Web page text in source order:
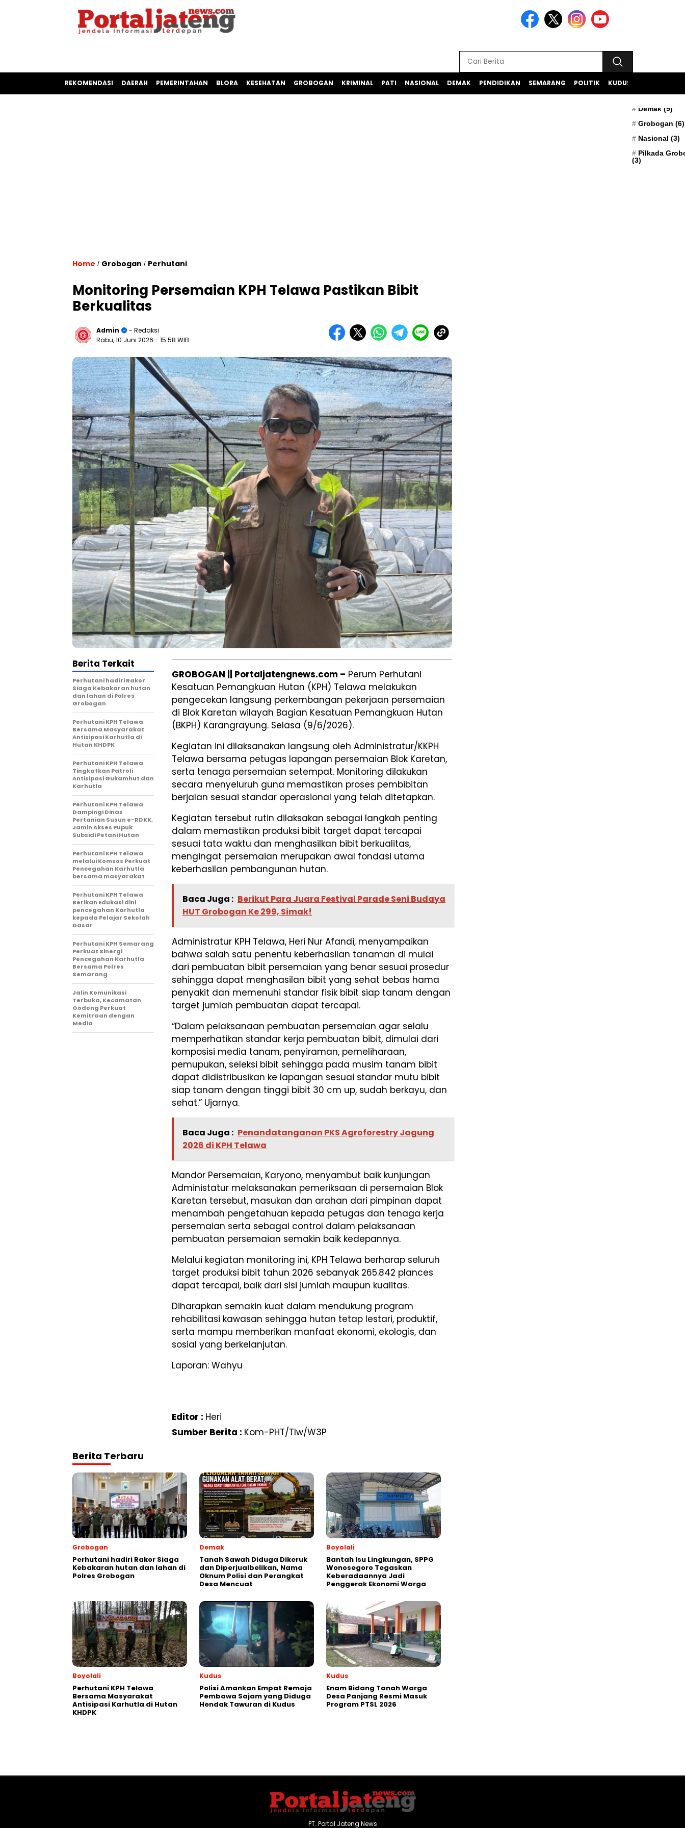
REKOMENDASI DAERAH PEMERINTAHAN BLORA KESEHATAN GROBOGAN KRIMINAL PATI NASIONAL DEMAK PENDIDIKAN SEMARANG POLITIK KUDUS
Apresiasi(5)
Demak (9)
Grobogan (6)
Nasional (3)
Pilkada
(3)
Home / Grobogan / Perhutani
Monitoring Persemaian KPH Telawa Pastikan Bibit
Berkualitas
Admin
- Redaksi
Rabu, 10 Juni 2026 - 15:58 WIB
GROBOGAN || Portaljatengnews.com – Perum Perhutani
Kesatuan Pemangkuan Hutan (KPH) Telawa melakukan
pengecekan langsung perkembangan pekerjaan persemaian
di Blok Karetan wilayah Bagian Kesatuan Pemangkuan Hutan
(BKPH) Karangrayung. Selasa (9/6/2026).
Kegiatan ini dilaksanakan langsung oleh Administratur/KKPH
Telawa bersama petugas lapangan persemaian Blok Karetan,
serta tenaga persemaian setempat. Monitoring dilakukan
secara menyeluruh guna memastikan proses pembibitan
berjalan sesuai standar operasional yang telah ditetapkan.
Kegiatan tersebut rutin dilaksakan sebagai langkah penting
dalam memastikan produksi bibit target dapat tercapai
sesuai tata waktu dan menghasilkan bibit berkualitas,
mengingat persemaian merupakan awal fondasi utama
keberhasilan pembangunan hutan.
Baca Juga : Berikut Para Juara Festival Parade Seni Budaya
HUT Grobogan Ke 299, Simak!
Administratur KPH Telawa, Heri Nur Afandi, menyampaikan
bahwa salah satu penentu keberhasilan tanaman di mulai
dari pembuatan bibit persemaian yang benar sesuai prosedur
sehingga dapat menghasilan bibit yang sehat bebas hama
penyakit dan memenuhi standar fisik bibit siap tanam dengan
target jumlah pembuatan dapat tercapai.
“Dalam pelaksanaan pembuatan persemaian agar selalu
memperhatikan standar kerja pembuatan bibit, dimulai dari
komposisi media tanam, penyiraman, pemeliharaan,
pemupukan, seleksi bibit sehingga pada musim tanam bibit
dapat didistribusikan ke lapangan sesuai standar mutu bibit
siap tanam dengan tinggi bibit 30 cm up, sudah berkayu, dan
sehat.” Ujarnya.
Baca Juga : Penandatanganan PKS Agroforestry Jagung
2026 di KPH Telawa
Mandor Persemaian, Karyono, menyambut baik kunjungan
Administatur melaksanakan pemeriksaan di persemaian Blok
Karetan tersebut, masukan dan arahan dari pimpinan dapat
menambah pengetahuan kepada petugas dan tenaga kerja
persemaian serta sebagai control dalam pelaksanaan
pembuatan persemaian semakin baik kedepannya.
Melalui kegiatan monitoring ini, KPH Telawa berharap seluruh
target produksi bibit tahun 2026 sebanyak 265.842 plances
dapat tercapai, baik dari sisi jumlah maupun kualitas.
Diharapkan semakin kuat dalam mendukung program
rehabilitasi kawasan sehingga hutan tetap lestari, produktif,
serta mampu memberikan manfaat ekonomi, ekologis, dan
sosial yang berkelanjutan.
Laporan: Wahyu
Editor : Heri
Sumber Berita : Kom-PHT/Tlw/W3P
Berita Terkait
Perhutani hadiri Rakor
Siaga Kebakaran hutan
dan lahan di Polres
Grobogan
Perhutani KPH Telawa
Bersama Masyarakat
Antisipasi Karhutla di
Hutan KHDPK
Perhutani KPH Telawa
Tingkatkan Patroli
Antisipasi Gukamhut dan
Karhutla
Perhutani KPH Telawa
Dampingi Dinas
Pertanian Susun e-RDKK,
Jamin Akses Pupuk
Subsidi Petani Hutan
Perhutani KPH Telawa
melalui Komsos Perkuat
Pencegahan Karhutla
bersama masyarakat
Perhutani KPH Telawa
Berikan Edukasi dini
pencegahan Karhutla
kepada Pelajar Sekolah
Dasar
Perhutani KPH Semarang
Perkuat Sinergi
Pencegahan Karhutla
Bersama Polres
Semarang
Jalin Komunikasi
Terbuka, Kecamatan
Godong Perkuat
Kemitraan dengan
Media
Berita Terbaru
Grobogan
Perhutani hadiri Rakor Siaga
Kebakaran hutan dan lahan di
Polres Grobogan
Demak
Tanah Sawah Diduga Dikeruk
dan Diperjualbelikan, Nama
Oknum Polisi dan Perangkat
Desa Mencuat
Boyolali
Bantah Isu Lingkungan, SPPG
Wonosegoro Tegaskan
Keberadaannya Jadi
Penggerak Ekonomi Warga
Boyolali
Perhutani KPH Telawa
Bersama Masyarakat
Antisipasi Karhutla di Hutan
KHDPK
Kudus
Polisi Amankan Empat Remaja
Pembawa Sajam yang Diduga
Hendak Tawuran di Kudus
Kudus
Enam Bidang Tanah Warga
Desa Panjang Resmi Masuk
Program PTSL 2026
PT. Portal Jateng News